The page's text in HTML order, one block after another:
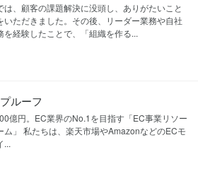
は、顧客の課題解決に没頭し、ありがたいこと
いただきました。その後、リーダー業務や自社
を経験したことで、「組織を作る...
ルーフ
億円。EC業界のNo.1を目指す「EC事業リソー
ム」 私たちは、楽天市場やAmazonなどのECモ
...